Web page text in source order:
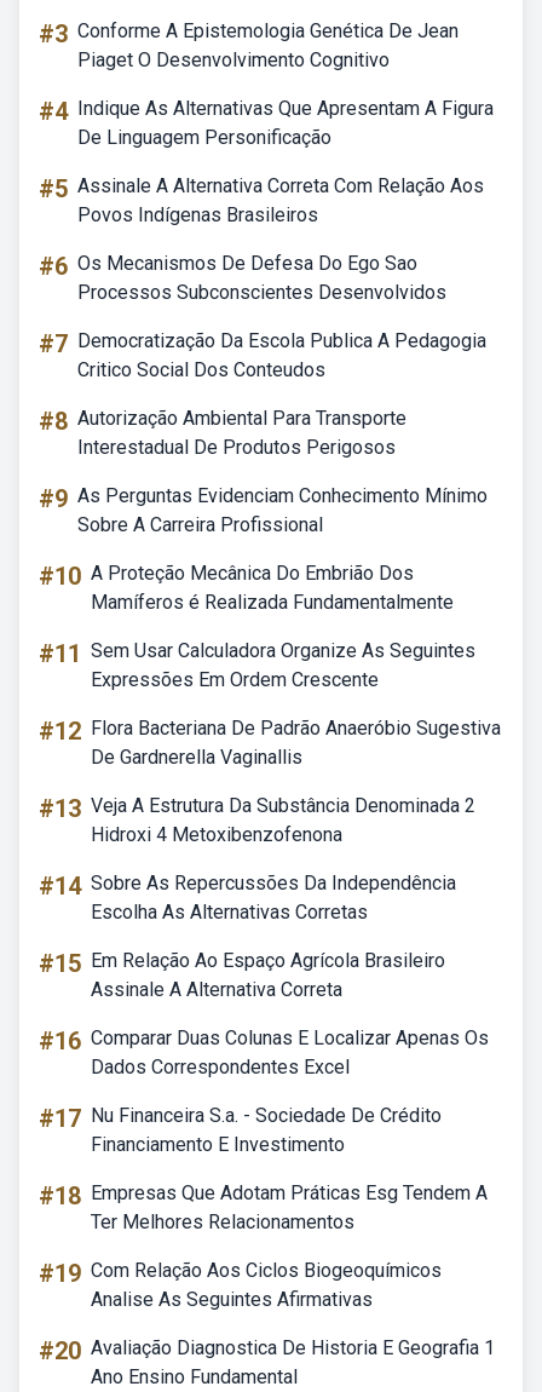
#3 Conforme A Epistemologia Genética De Jean
Piaget O Desenvolvimento Cognitivo
#4 Indique As Alternativas Que Apresentam A Figura
De Linguagem Personificação
#5 Assinale A Alternativa Correta Com Relação Aos
Povos Indígenas Brasileiros
#6 Os Mecanismos De Defesa Do Ego Sao
Processos Subconscientes Desenvolvidos
#7 Democratização Da Escola Publica A Pedagogia
Critico Social Dos Conteudos
#8 Autorização Ambiental Para Transporte
Interestadual De Produtos Perigosos
#9 As Perguntas Evidenciam Conhecimento Mínimo
Sobre A Carreira Profissional
#10 A Proteção Mecânica Do Embrião Dos
Mamíferos é Realizada Fundamentalmente
#11 Sem Usar Calculadora Organize As Seguintes
Expressões Em Ordem Crescente
#12 Flora Bacteriana De Padrão Anaeróbio Sugestiva
De Gardnerella Vaginallis
#13 Veja A Estrutura Da Substância Denominada 2
Hidroxi 4 Metoxibenzofenona
#14 Sobre As Repercussões Da Independência
Escolha As Alternativas Corretas
#15 Em Relação Ao Espaço Agrícola Brasileiro
Assinale A Alternativa Correta
#16 Comparar Duas Colunas E Localizar Apenas Os
Dados Correspondentes Excel
#17 Nu Financeira S.a. - Sociedade De Crédito
Financiamento E Investimento
#18 Empresas Que Adotam Práticas Esg Tendem A
Ter Melhores Relacionamentos
#19 Com Relação Aos Ciclos Biogeoquímicos
Analise As Seguintes Afirmativas
#20 Avaliação Diagnostica De Historia E Geografia 1
Ano Ensino Fundamental